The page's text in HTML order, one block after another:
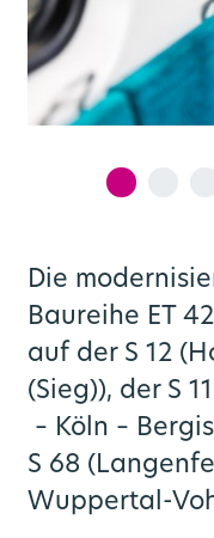
Die
Baureihe ET
auf der S 12
(Sieg)), der S
– Köln –
S 68
Wuppertal-